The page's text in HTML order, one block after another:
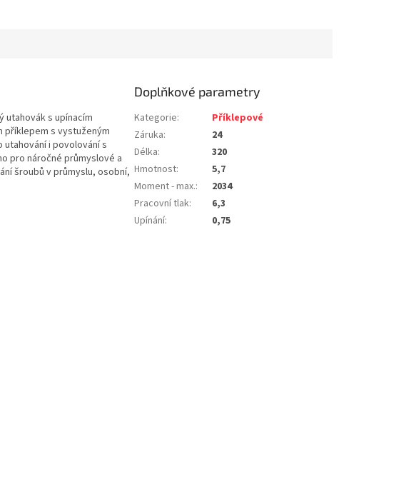
utahovák s upínacím
příklepem s vystuženým
i povolování s
pro náročné průmyslové a
šroubů v průmyslu, osobní,
Doplňkové parametry
Kategorie:
Příklepové
Záruka:
24
Délka:
320
Hmotnost:
5,7
Moment - max.:
2034
Pracovní tlak:
6,3
Upínání: 0,75